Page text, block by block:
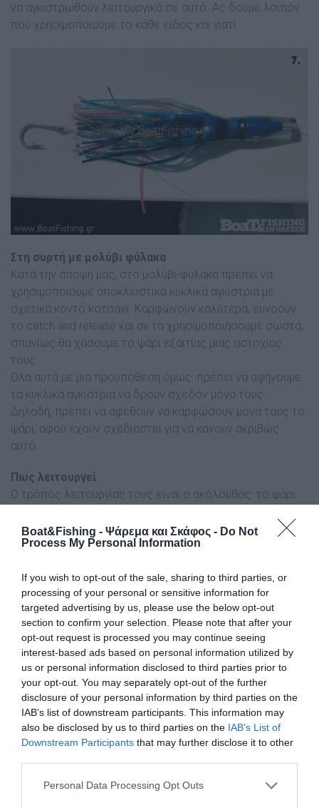
Boat&Fishing - Ψάρεμα και Σκάφος - Do Not
Process My Personal Information
If you wish to opt-out of the sale, sharing to third parties, or
processing of your personal or sensitive information for
targeted advertising by us, please use the below opt-out
section to confirm your selection. Please note that after your
opt-out request is processed you may continue seeing
interest-based ads based on personal information utilized by
us or personal information disclosed to third parties prior to
your opt-out. You may separately opt-out of the further
disclosure of your personal information by third parties on the
IAB’s list of downstream participants. This information may
also be disclosed by us to third parties on the IAB’s List of
Downstream Participants that may further disclose it to other
Personal Data Processing Opt Outs
να αγκιστρωθούν λειτουργικά σε αυτό. Ας δούµε λοιπόν
πού χρησιµοποιούµε το κάθε είδος και γιατί.
Στη συρτή µε µολύβι φύλακα
Κατά την άποψη µας, στο µολύβι-φύλακα πρέπει να
χρησιµοποιούµε αποκλειστικά κυκλικά αγκίστρια µε
σχετικά κοντό κοτσάνι. Καρφώνουν καλύτερα, ευνοούν
το catch and release και αν τα χρησιµοποιήσουµε σωστά,
σπανίως θα χάσουµε το ψάρι εξαιτίας µιας αστοχίας
τους.
Όλα αυτά µε µια προϋπόθεση όµως: πρέπει να αφήνουµε
τα κυκλικά αγκίστρια να δρουν σχεδόν µόνα τους.
∆ηλαδή, πρέπει να αφεθούν να καρφώσουν µόνα τους το
ψάρι, αφού έχουν σχεδιαστεί για να κάνουν ακριβώς
αυτό.
Πως λειτουργεί
Ο τρόπος λειτουργίας τους είναι ο ακόλουθος: το ψάρι
τρέχει µακριά για να το απολαύσει µε την ησυχία
του. Τρέχοντας, τραβά πίσω του το παράµαλλό µας, µε
µηχανισµού µας, να υπάρξει η ανάλογη αντίσταση. Το
αγκίστρι έχει µπει στο στόµα του ψαριού συνοδεύοντας
το δόλωµα, και όταν η πετονιά τεντωθεί, αρχίζει το
κοτσάνι να βγαίνει από αυτό.
Τότε, λόγω του σχήµατός του, το αγκίστρι περιστρέφεται
αυτόµατα και η λεπίδα του καρφώνεται σταθερά στη
γωνία του στόµατος του ψαριού. Έτσι µπορούµε είτε να
το ελευθερώσουµε χωρίς να το έχουµε τραυµατίσει, ή να
το κρατήσουµε φέρνοντάς το στη βάρκα µας.
Τι αποφεύγουμε
Τι δεν πρέπει να κάνουµε αν χρησιµοποιούµε κυκλικά
αγκίστρια στο µολύβι φύλακα; Να καρφώνουµε γρήγορα